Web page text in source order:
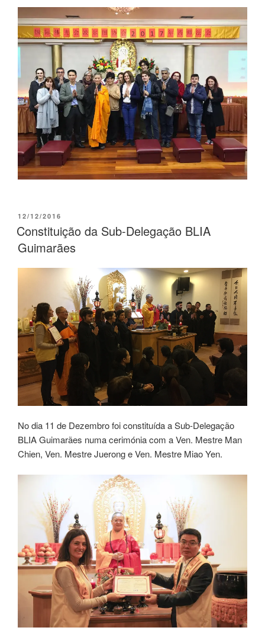
12/12/2016
Constituição da Sub-Delegação BLIA
Guimarães
No dia 11 de Dezembro foi constituída a Sub-Delegação
BLIA Guimarães numa cerimónia com a Ven. Mestre Man
Chien, Ven. Mestre Juerong e Ven. Mestre Miao Yen.